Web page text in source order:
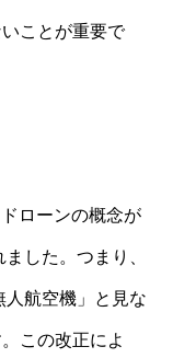
ことが重要で
ローンの概念が
した。つまり、
航空機」と見な
この改正によ